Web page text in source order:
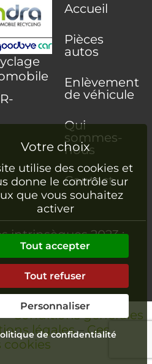
Accueil
Pièces
autos
Enlèvement
de véhicule
Qui
sommes-
nous
Contact
intrinsèques 2023 :
–Conditions générales
légales–Gestion
cookies
utilise des cookies et
donne le contrôle sur
que vous souhaitez
activer
Tout accepter
Tout refuser
Personnaliser
de confidentialité